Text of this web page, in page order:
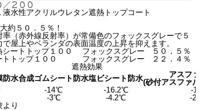
／２００
水性アクリルウレタン遮熱トップコート
約５０．５％！
（赤外線反射率）が常備色のフォックスグレーで５
屋上やベランダの表面温度の上昇を抑えます。
シートトップ１００
トトップ１００
フォックスグレー
フォックスグレー
５０．５％
２２．４％
遮熱効果
り
防水合成ゴムシート防水塩ビシート防水
アスファルト
(砂付アスファルトル
-14℃ -16.2℃
-13℃
-3℃ -4.2℃ -2.8℃